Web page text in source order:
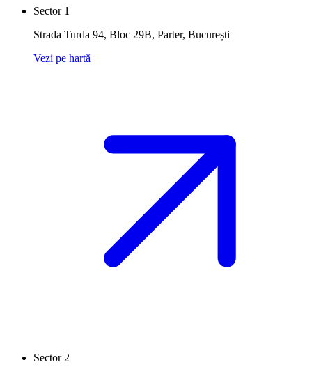
Sector 1
Strada Turda 94, Bloc 29B, Parter, București
Vezi pe hartă
Sector 2